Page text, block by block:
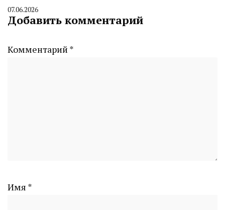
By
CHELINDUSTRY
07.06.2026
Добавить комментарий
Комментарий *
Имя *